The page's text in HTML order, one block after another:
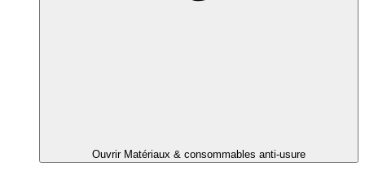
Ouvrir Matériaux & consommables anti-usure